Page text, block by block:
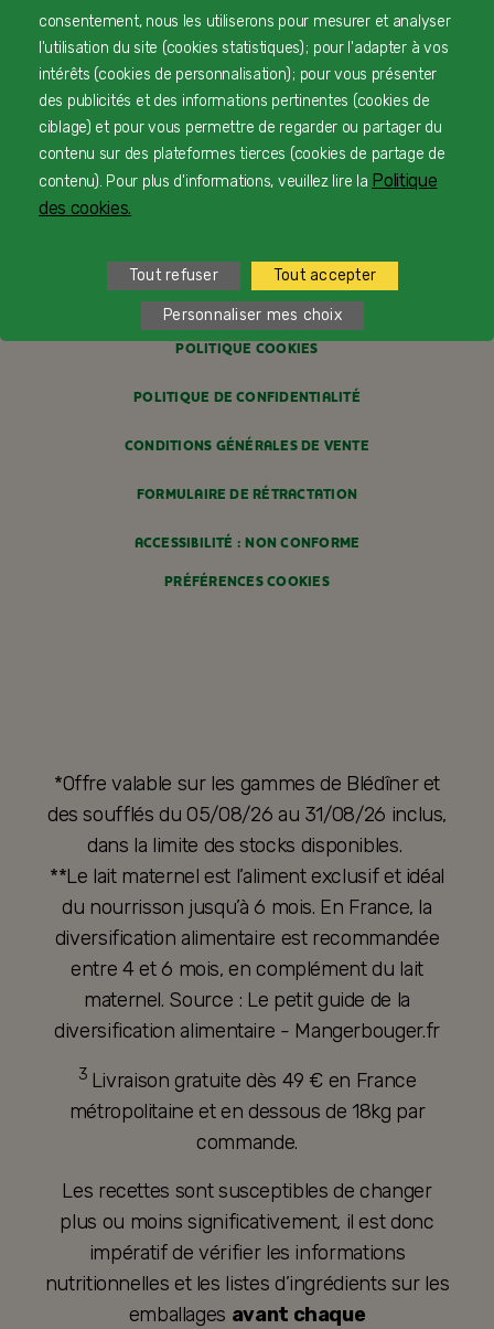
CONTACTEZ-NOUS
LIVRAISON
PAIEMENT SÉCURISÉ
MENTIONS LÉGALES
POLITIQUE COOKIES
POLITIQUE DE CONFIDENTIALITÉ
CONDITIONS GÉNÉRALES DE VENTE
FORMULAIRE DE RÉTRACTATION
ACCESSIBILITÉ : NON CONFORME
PRÉFÉRENCES COOKIES
*Offre valable sur les gammes de Blédîner et
des soufflés du 05/08/26 au 31/08/26 inclus,
dans la limite des stocks disponibles.
**Le lait maternel est l’aliment exclusif et idéal
du nourrisson jusqu’à 6 mois. En France, la
diversification alimentaire est recommandée
entre 4 et 6 mois, en complément du lait
maternel. Source : Le petit guide de la
diversification alimentaire - Mangerbouger.fr
3 Livraison gratuite dès 49 € en France
métropolitaine et en dessous de 18kg par
commande.
Les recettes sont susceptibles de changer
plus ou moins significativement, il est donc
impératif de vérifier les informations
nutritionnelles et les listes d’ingrédients sur les
emballages avant chaque
consentement, nous les utiliserons pour mesurer et analyser
l'utilisation du site (cookies statistiques) ; pour l'adapter à vos
intérêts (cookies de personnalisation) ; pour vous présenter
des publicités et des informations pertinentes (cookies de
ciblage) et pour vous permettre de regarder ou partager du
contenu sur des plateformes tierces (cookies de partage de
contenu). Pour plus d'informations, veuillez lire la Politique
des cookies.
Tout refuser Tout accepter
Personnaliser mes choix